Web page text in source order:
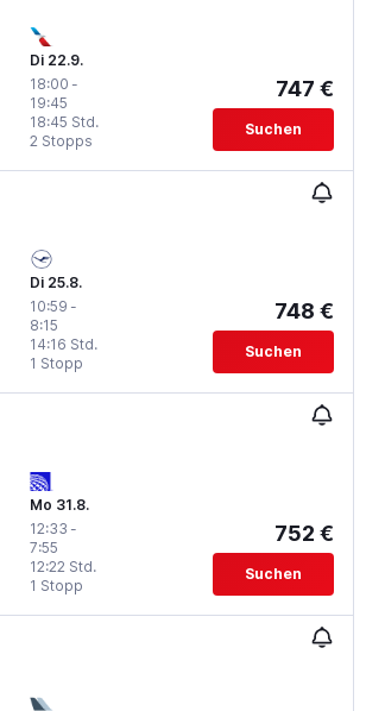
Di 22.9.
18:00 -
19:45
2 Stopps
18:45 Std.
747 €
Suchen
Di 25.8.
10:59 -
8:15
1 Stopp
14:16 Std.
748 €
Suchen
Mo 31.8.
12:33 -
7:55
1 Stopp
12:22 Std.
752 €
Suchen